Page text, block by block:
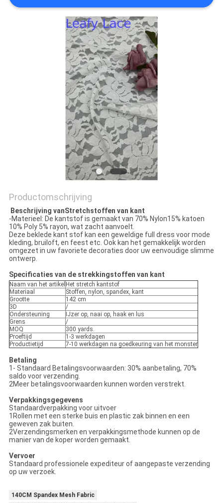
Productomschrijving
Beschrijving vanStretchstoffen van kant
-Materieel: De kantstof is gemaakt van 70% Nylon15% katoen
10% Poly 5% rayon, wat zacht aanvoelt.
Deze beklede kant stof kan een geweldige full dress voor mode
kleding, bruiloft, en feest etc. Ook kan het gemakkelijk worden
omgezet in uw favoriete decoraties door uw eenvoudige slimme
ontwerp.
Specificaties van de strekkingstoffen van kant
Naam van het artikel Het stretch kantstof
Materiaal
Stoffen, nylon, spandex, kant
Grootte
142 cm
3D
/
Ondersteuning
IJzer op, naai op, haak en lus
Grens
/
MOQ
300 yards.
Proeftijd
1-3 werkdagen
Productietijd
7-10 werkdagen na goedkeuring van het monster
Betaling
1- Standaard Betalingsvoorwaarden: 30% aanbetaling, 70%
saldo voor verzending.
2Meer betalingsvoorwaarden kunnen worden verstrekt.
Verpakkingsgegevens
Standaardverpakking voor uitvoer
1Rollen met een sterke buis en plastic zak binnen en een
geweven zak buiten.
2Verzendingsmerken en verpakkingsmethode kunnen op de
manier van de koper worden gemaakt.
Vervoer
Standaard professionele expediteur of aangepaste verzending
op uw verzoek.
140CM Spandex Mesh Fabric